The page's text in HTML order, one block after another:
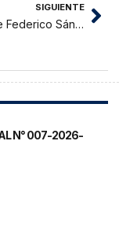
SIGUIENTE
Vecinos de Federico Sánchez exigen obra a alcalde
N° 007-2026-